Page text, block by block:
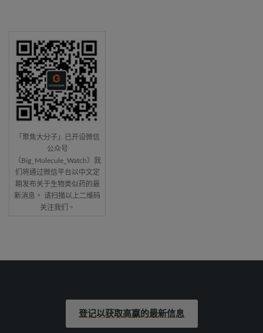
「聚焦大分子」已开设微信
公众号
（Big_Molecule_Watch）我
们将通过微信平台以中文定
期发布关于生物类似药的最
新消息。 请扫描以上二维码
关注我们。
登记以获取高赢的最新信息